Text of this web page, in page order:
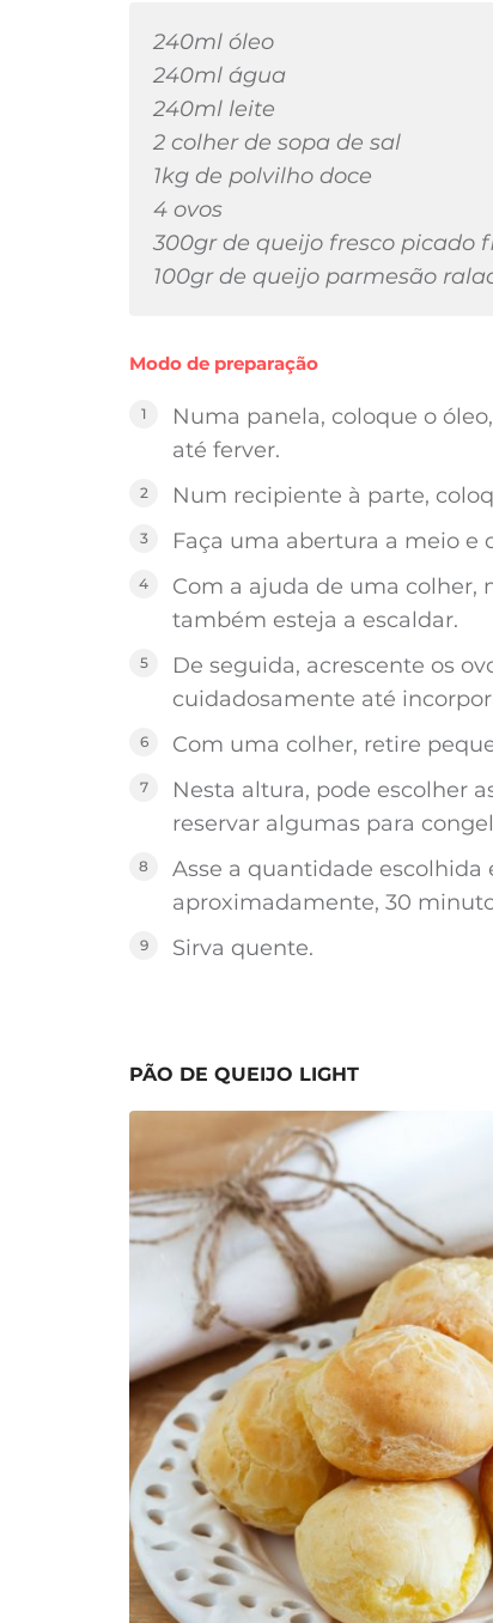
240ml óleo
240ml água
240ml leite
2 colher de sopa de sal
1kg de polvilho doce
4 ovos
300gr de queijo fresco picado
100gr de queijo parmesão
Modo de preparação
Numa panela, coloque o
até ferver.
Num recipiente à parte,
Faça uma abertura a meio e
Com a ajuda de uma
também esteja a escaldar.
De seguida, acrescente os
cuidadosamente até
Com uma colher, retire
Nesta altura, pode escolher
reservar algumas para
Asse a quantidade escolhida
aproximadamente, 30
Sirva quente.
PÃO DE QUEIJO LIGHT